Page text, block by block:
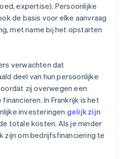
expertise). Persoonlijke
de basis voor elke aanvraag
met name bij het opstarten
verwachten dat
deel van hun persoonlijke
zij overwegen een
In Frankrijk is het
investeringen gelijk zijn
totale kosten. Als je minder
zijn om bedrijfsfinanciering te